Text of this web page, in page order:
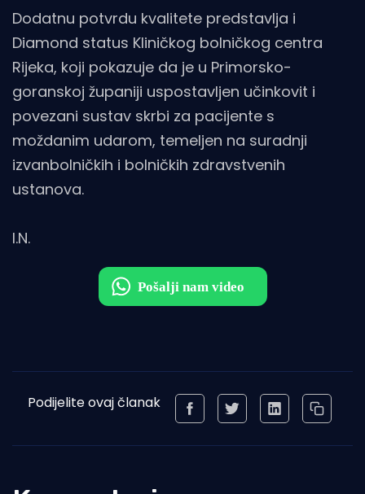
Dodatnu potvrdu kvalitete predstavlja i
Diamond status Kliničkog bolničkog centra
Rijeka, koji pokazuje da je u Primorsko-
goranskoj županiji uspostavljen učinkovit i
povezani sustav skrbi za pacijente s
moždanim udarom, temeljen na suradnji
izvanbolničkih i bolničkih zdravstvenih
ustanova.
I.N.
Podijelite ovaj članak